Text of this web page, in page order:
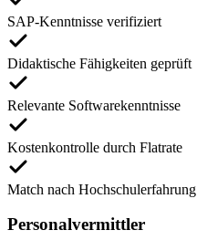
SAP-Kenntnisse verifiziert
Didaktische Fähigkeiten geprüft
Relevante Softwarekenntnisse
Kostenkontrolle durch Flatrate
Match nach Hochschulerfahrung
Personalvermittler